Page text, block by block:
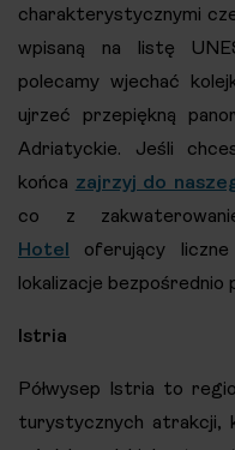
charakterystycznymi
wpisaną na listę
polecamy wjechać
ujrzeć przepiękną
Adriatyckie. Jeśli
końca zajrzyj do
co z
Hotel
oferujący
lokalizacje bezpośrednio
Istria
Półwysep Istria to
turystycznych atrakcji,